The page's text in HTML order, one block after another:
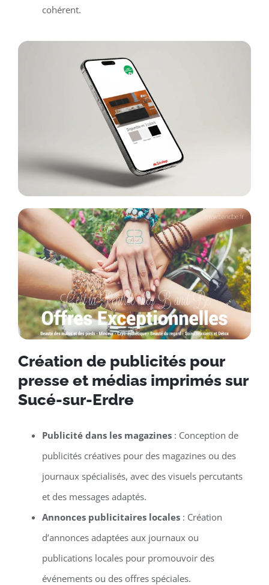
cohérent.
Création de publicités pour
presse et médias imprimés sur
Sucé-sur-Erdre
Publicité dans les magazines: Conception de
publicités créatives pour des magazines ou des
journaux spécialisés, avec des visuels percutants
et des messages adaptés.
Annonces publicitaires locales: Création
d’annonces adaptées aux journaux ou
publications locales pour promouvoir des
événements ou des offres spéciales.